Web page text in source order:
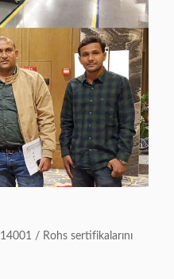
/ Rohs sertifikalarını